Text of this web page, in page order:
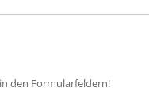
den Formularfeldern!